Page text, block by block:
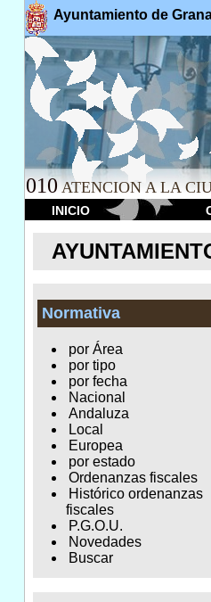
Ayuntamiento de
010 ATENCION A LA
INICIO
Normativa
por Área
por tipo
por fecha
Nacional
Andaluza
Local
Europea
por estado
Ordenanzas fiscales
Histórico ordenanzas
fiscales
P.G.O.U.
Novedades
Buscar